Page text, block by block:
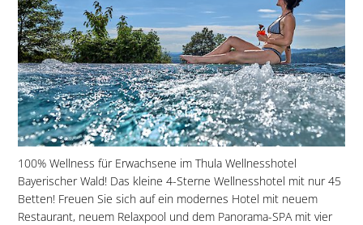
100% Wellness für Erwachsene im Thula Wellnesshotel
Bayerischer Wald! Das kleine 4-Sterne Wellnesshotel mit nur 45
Betten! Freuen Sie sich auf ein modernes Hotel mit neuem
Restaurant, neuem Relaxpool und dem Panorama-SPA mit vier